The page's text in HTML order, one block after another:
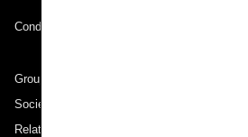
Conditions de transport
Groupe ANA
Sociétés du groupe
Relations avec les investisseurs